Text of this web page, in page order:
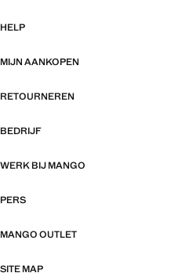
HELP
MIJN AANKOPEN
RETOURNEREN
BEDRIJF
WERK BIJ MANGO
PERS
MANGO OUTLET
SITE MAP